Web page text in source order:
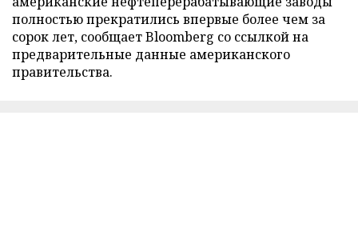
полностью прекратились впервые более чем за
сорок лет, сообщает Bloomberg со ссылкой на
предварительные данные американского
правительства.